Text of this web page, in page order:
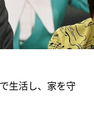
生活し、家を守